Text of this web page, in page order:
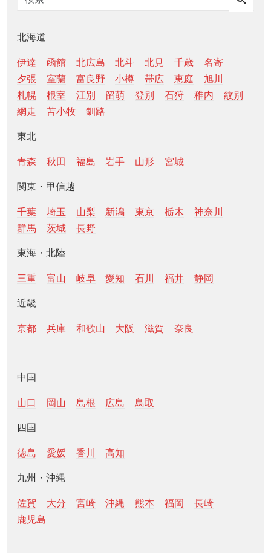
北海道
伊達 函館 北広島 北斗 北見 千歳
名寄
夕張
室蘭 富良野 小樽 帯広 恵庭
旭川
札幌
根室 江別 留萌 登別 石狩 稚内
紋別
網走
苫小牧 釧路
東北
青森 秋田 福島 岩手 山形 宮城
関東・甲信越
千葉 埼玉 山梨 新潟 東京 栃木
神奈川
群馬
茨城 長野
東海・北陸
三重 富山 岐阜 愛知 石川 福井 静岡
近畿
京都 兵庫 和歌山 大阪 滋賀 奈良
中国
山口 岡山 島根 広島 鳥取
四国
徳島 愛媛 香川 高知
九州・沖縄
佐賀 大分 宮崎 沖縄 熊本 福岡
長崎
鹿児島